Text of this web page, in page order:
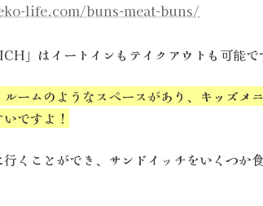
life.com/buns-meat-buns/
」はイートインもテイクアウトも可能
ームのようなスペースがあり、 キッズメ
ですよ！
くことができ、サンドイッチをいくつか